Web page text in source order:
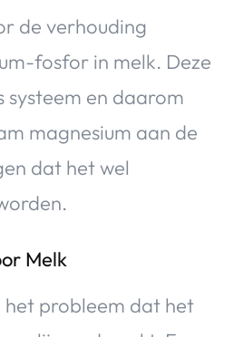
de verhouding
fosfor in melk. Deze
systeem en daarom
magnesium aan de
dat het wel
Melk
het probleem dat het